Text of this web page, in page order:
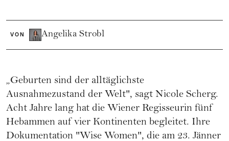
VON Angelika Strobl
„Geburten sind der alltäglichste
Ausnahmezustand der Welt", sagt Nicole Scherg.
Acht Jahre lang hat die Wiener Regisseurin fünf
Hebammen auf vier Kontinenten begleitet. Ihre
Dokumentation "Wise Women", die am 23. Jänner